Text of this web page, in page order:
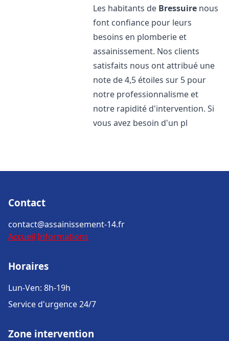
Les habitants de Bressuire nous
font confiance pour leurs
besoins en plomberie et
assainissement. Nos clients
satisfaits nous ont attribué une
note de 4,5 étoiles sur 5 pour
notre professionnalisme et
notre rapidité d'intervention. Si
vous avez besoin d'un pl
Contact
contact@assainissement-14.fr
Accueil Informations
Horaires
Lun-Ven: 8h-19h
Service d'urgence 24/7
Zone intervention